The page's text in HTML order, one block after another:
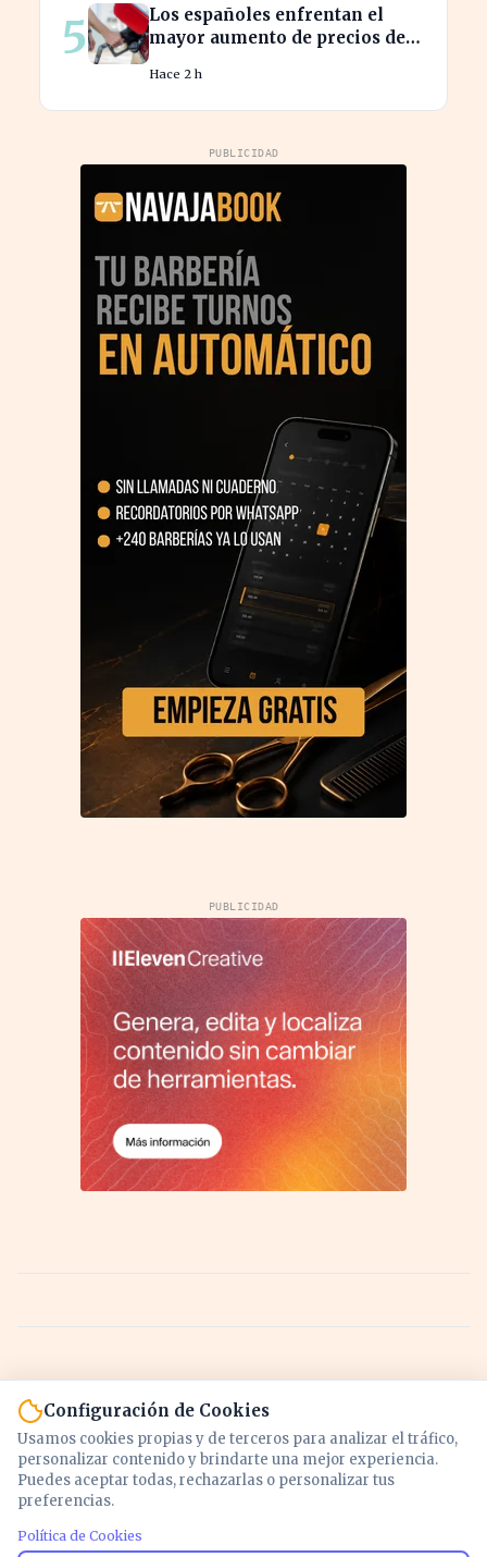
5
Los españoles enfrentan el
mayor aumento de precios de
durante el verano
Hace 2 h
PUBLICIDAD
PUBLICIDAD
Configuración de Cookies
Usamos cookies propias y de terceros para analizar el tráfico,
personalizar contenido y brindarte una mejor experiencia.
Puedes aceptar todas, rechazarlas o personalizar tus
preferencias.
Política de Cookies